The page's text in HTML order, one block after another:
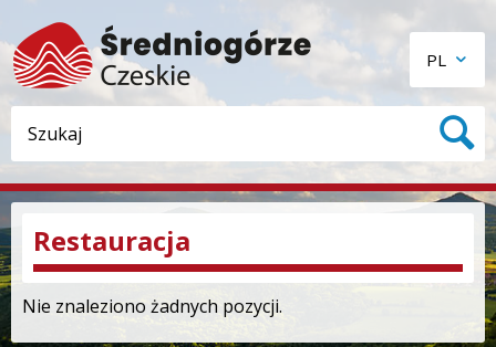
PL
Restauracja
Nie znaleziono żadnych pozycji.